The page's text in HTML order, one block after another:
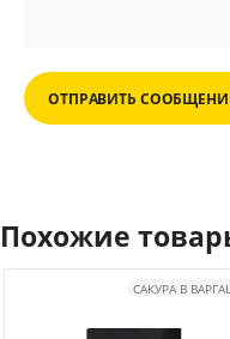
ОТПРАВИТЬ
Похожие
САКУРА В